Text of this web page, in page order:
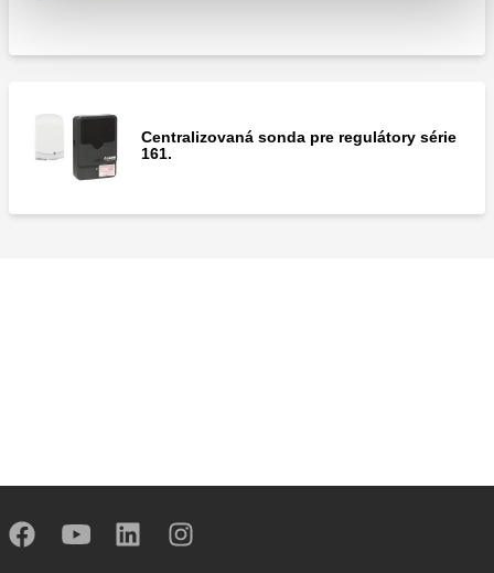
Centralizovaná sonda pre regulátory série
161.